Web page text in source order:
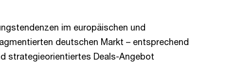
im europäischen und
deutschen Markt – entsprechend
strategieorientiertes Deals-Angebot